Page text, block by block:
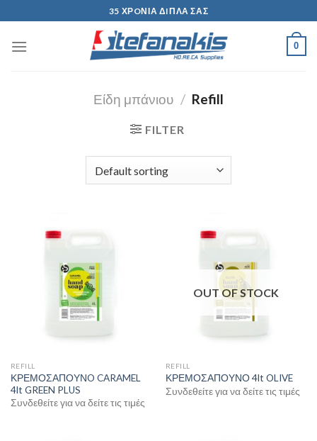
to
content
35 ΧΡOΝΙΑ ΔIΠΛΑ ΣΑΣ
0
Είδη μπάνιου / Refill
FILTER
REFILL
ΚΡΕΜΟΣΑΠΟΥΝO CARAMEL
4lt GREEN PLUS
Συνδεθείτε για να δείτε τις τιμές
OUT OF STOCK
REFILL
ΚΡΕΜΟΣΑΠΟΥΝΟ 4lt OLIVE
Συνδεθείτε για να δείτε τις τιμές